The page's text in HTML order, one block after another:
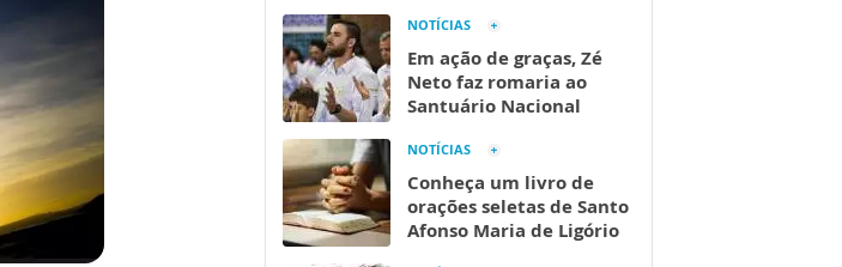
NOTÍCIAS
Em ação de graças, Zé
Neto faz romaria ao
Santuário Nacional
NOTÍCIAS
Conheça um livro de
orações seletas de Santo
Afonso Maria de Ligório